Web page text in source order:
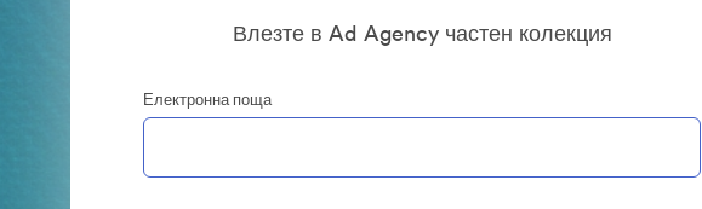
Влезте в Ad Agency частен колекция
Електронна поща